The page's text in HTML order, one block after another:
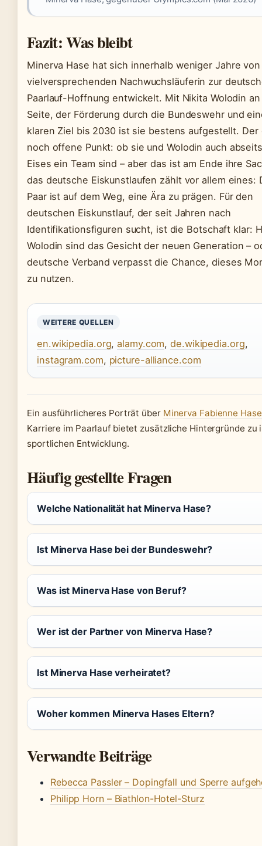
Fazit: Was bleibt
Minerva Hase hat sich innerhalb weniger Jahre
vielversprechenden Nachwuchsläuferin zur
Paarlauf-Hoffnung entwickelt. Mit Nikita Wolodin
Seite, der Förderung durch die Bundeswehr und
klaren Ziel bis 2030 ist sie bestens aufgestellt. Der
noch offene Punkt: ob sie und Wolodin auch
Eises ein Team sind – aber das ist am Ende ihre
das deutsche Eiskunstlaufen zählt vor allem eines:
Paar ist auf dem Weg, eine Ära zu prägen. Für den
deutschen Eiskunstlauf, der seit Jahren nach
Identifikationsfiguren sucht, ist die Botschaft klar:
Wolodin sind das Gesicht der neuen Generation –
deutsche Verband verpasst die Chance, dieses
zu nutzen.
WEITERE QUELLEN
en.wikipedia.org,alamy.com,de.wikipedia.org,
instagram.com, picture-alliance.com
Ein ausführlicheres Porträt über Minerva Fabienne Hase
Karriere im Paarlauf bietet zusätzliche Hintergründe zu
sportlichen Entwicklung.
Häufig gestellte Fragen
Welche Nationalität hat Minerva Hase?
Ist Minerva Hase bei der Bundeswehr?
Was ist Minerva Hase von Beruf?
Wer ist der Partner von Minerva Hase?
Ist Minerva Hase verheiratet?
Woher kommen Minerva Hases Eltern?
Verwandte Beiträge
Rebecca Passler – Dopingfall und Sperre
Philipp Horn – Biathlon-Hotel-Sturz